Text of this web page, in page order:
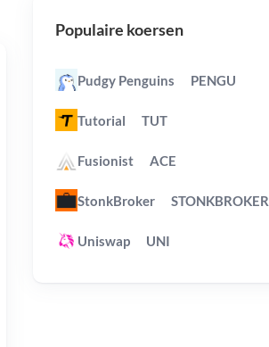
Populaire koersen
Pudgy Penguins PENGU
Tutorial TUT
Fusionist ACE
StonkBroker STONKBROKER
Uniswap UNI